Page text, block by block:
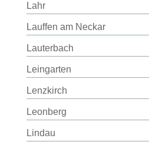
Lahr
Lauffen am Neckar
Lauterbach
Leingarten
Lenzkirch
Leonberg
Lindau